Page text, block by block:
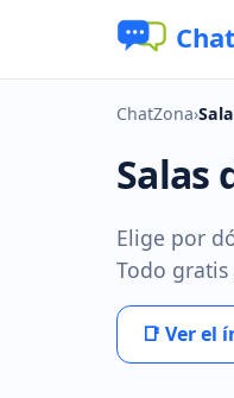
ChatZona›
Salas
Elige por
Todo gratis
📑 Ver el